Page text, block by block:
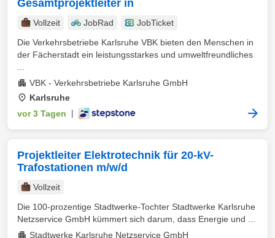
Gesamtprojektleiter in
Vollzeit JobRad
JobTicket
Die Verkehrsbetriebe Karlsruhe VBK bieten den Menschen in
der Fächerstadt ein leistungsstarkes und umweltfreundliches
VBK - Verkehrsbetriebe Karlsruhe GmbH
Karlsruhe
vor 3 Tagen
Projektleiter Elektrotechnik für 20-kV-
Trafostationen m/w/d
Vollzeit
Die 100-prozentige Stadtwerke-Tochter Stadtwerke Karlsruhe
Netzservice GmbH kümmert sich darum, dass Energie und ...
Stadtwerke Karlsruhe Netzservice GmbH